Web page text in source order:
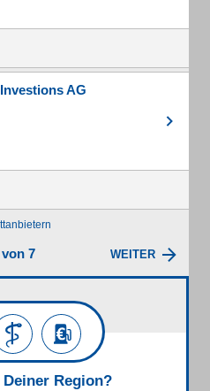
AG
von 7 WEITER
Deiner Region?